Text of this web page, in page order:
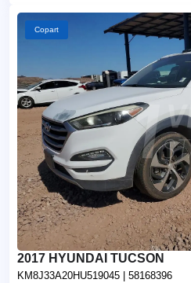
Copart
2017 HYUNDAI TUCSON
KM8J33A20HU519045 | 58168396